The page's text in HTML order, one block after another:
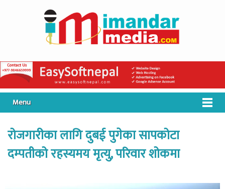
Menu
रोजगारीका लागि दुबई पुगेका सापकोटा
दम्पतीको रहस्यमय मृत्यु, परिवार शोकमा